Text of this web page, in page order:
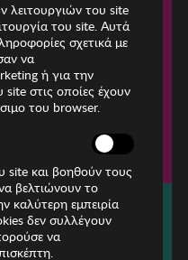
καλέστε
400
& 24ώρες Φωνητική Πύλη)
λειτουργιών του site
του site. Αυτά
σχετικά με
να
ή για την
στις οποίες έχουν
του browser.
site και βοηθούν τους
βελτιώνουν το
καλύτερη εμπειρία
δεν συλλέγουν
να